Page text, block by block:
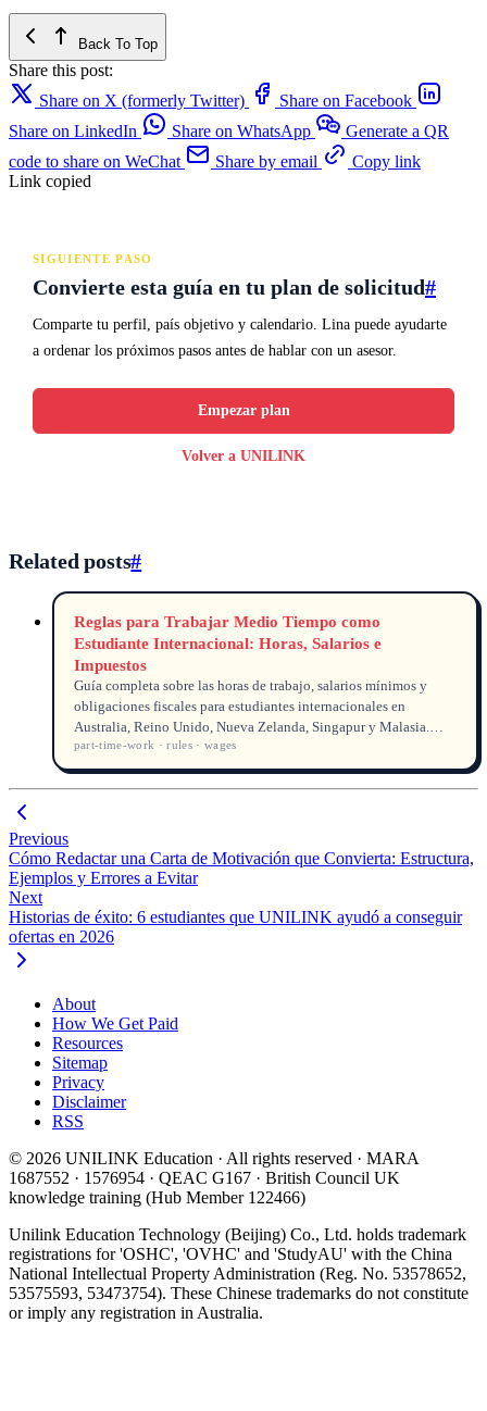
Back To Top
Share this post:
Share on X (formerly Twitter)
Share on Facebook
Share on LinkedIn
Share on WhatsApp
Generate a QR
code to share on WeChat
Share by email
Copy link
Link copied
SIGUIENTE PASO
Convierte esta guía en tu plan de solicitud#
Comparte tu perfil, país objetivo y calendario. Lina puede ayudarte
a ordenar los próximos pasos antes de hablar con un asesor.
Empezar plan
Volver a UNILINK
Related posts#
Reglas para Trabajar Medio Tiempo como
Estudiante Internacional: Horas, Salarios e
Impuestos
Guía completa sobre las horas de trabajo, salarios mínimos y
obligaciones fiscales para estudiantes internacionales en
Australia, Reino Unido, Nueva Zelanda, Singapur y Malasia.
Infórmate antes de empezar a trabajar.
part-time-work · rules · wages
Previous
Cómo Redactar una Carta de Motivación que Convierta: Estructura,
Ejemplos y Errores a Evitar
Next
Historias de éxito: 6 estudiantes que UNILINK ayudó a conseguir
ofertas en 2026
About
How We Get Paid
Resources
Sitemap
Privacy
Disclaimer
RSS
© 2026 UNILINK Education · All rights reserved · MARA
1687552 · 1576954 · QEAC G167 · British Council UK
knowledge training (Hub Member 122466)
Unilink Education Technology (Beijing) Co., Ltd. holds trademark
registrations for 'OSHC', 'OVHC' and 'StudyAU' with the China
National Intellectual Property Administration (Reg. No. 53578652,
53575593, 53473754). These Chinese trademarks do not constitute
or imply any registration in Australia.